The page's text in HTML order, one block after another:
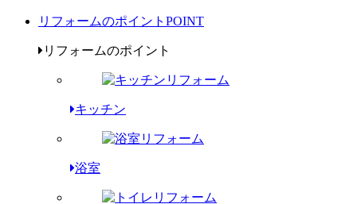
リフォームのポイント POINT
リフォームのポイント
キッチン
浴室